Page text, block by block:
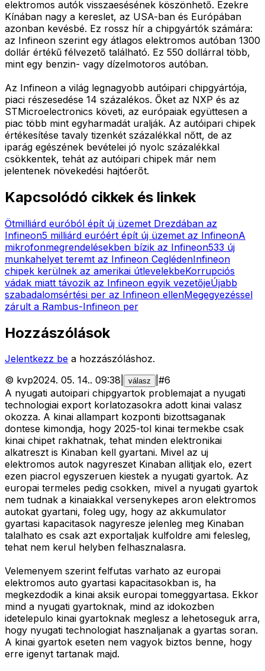
elektromos autók visszaesésének köszönhető. Ezekre
Kínában nagy a kereslet, az USA-ban és Európában
azonban kevésbé. Ez rossz hír a chipgyártók számára:
az Infineon szerint egy átlagos elektromos autóban 1300
dollár értékű félvezető található. Ez 550 dollárral több,
mint egy benzin- vagy dízelmotoros autóban.
Az Infineon a világ legnagyobb autóipari chipgyártója,
piaci részesedése 14 százalékos. Őket az NXP és az
STMicroelectronics követi, az európaiak együttesen a
piac több mint egyharmadát uralják. Az autóipari chipek
értékesítése tavaly tizenkét százalékkal nőtt, de az
iparág egészének bevételei jó nyolc százalékkal
csökkentek, tehát az autóipari chipek már nem
jelentenek növekedési hajtóerőt.
Kapcsolódó cikkek és linkek
Ötmilliárd euróból épít új üzemet Drezdában az
Infineon5 milliárd euróért épít új üzemet az InfineonA
mikrofonmegrendelésekben bízik az Infineon533 új
munkahelyet teremt az Infineon CeglédenInfineon
chipek kerülnek az amerikai útlevelekbeKorrupciós
vádak miatt távozik az Infineon egyik vezetőjeÚjabb
szabadalomsértési per az Infineon ellenMegegyezéssel
zárult a Rambus-Infineon per
Hozzászólások
Jelentkezz be a hozzászóláshoz.
© kvp2024. 05. 14.. 09:38 válasz #6
A nyugati autoipari chipgyartok problemajat a nyugati
technologiai export korlatozasokra adott kinai valasz
okozza. A kinai allampart kozponti bizottsaganak
dontese kimondja, hogy 2025-tol kinai termekbe csak
kinai chipet rakhatnak, tehat minden elektronikai
alkatreszt is Kinaban kell gyartani. Mivel az uj
elektromos autok nagyreszet Kinaban allitjak elo, ezert
ezen piacrol egyszeruen kiestek a nyugati gyartok. Az
europai termeles pedig csokken, mivel a nyugati gyartok
nem tudnak a kinaiakkal versenykepes aron elektromos
autokat gyartani, foleg ugy, hogy az akkumulator
gyartasi kapacitasok nagyresze jelenleg meg Kinaban
talalhato es csak azt exportaljak kulfoldre ami felesleg,
tehat nem kerul helyben felhasznalasra.
Velemenyem szerint felfutas varhato az europai
elektromos auto gyartasi kapacitasokban is, ha
megkezdodik a kinai aksik europai tomeggyartasa. Ekkor
mind a nyugati gyartoknak, mind az idokozben
idetelepulo kinai gyartoknak meglesz a lehetoseguk arra,
hogy nyugati technologiat hasznaljanak a gyartas soran.
A kinai gyartok eseten nem vagyok biztos benne, hogy
erre igenyt tartanak majd.